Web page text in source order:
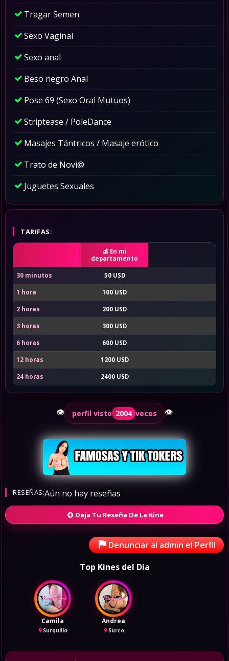
Tragar Semen
Sexo Vaginal
Sexo anal
Beso negro Anal
Pose 69 (Sexo Oral Mutuos)
Striptease / PoleDance
Masajes Tántricos / Masaje erótico
Trato de Novi@
Juguetes Sexuales
TARIFAS:
En mi
departamento
30 minutos 50 USD
1 hora 100 USD
2 horas 200 USD
3 horas 300 USD
6 horas 600 USD
12 horas 1200 USD
24 horas 2400 USD
👁️ perfil visto 2004 veces 👁️
RESEÑAS:
Deja Tu Reseña De La Kine
Aún no hay reseñas
Denunciar al admin el Perfil
Top Kines del Dia
Camila
Surquillo
Andrea
Surco